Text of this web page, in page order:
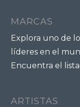
MARCAS
Explora uno de
líderes en el
Encuentra el
ARTISTAS